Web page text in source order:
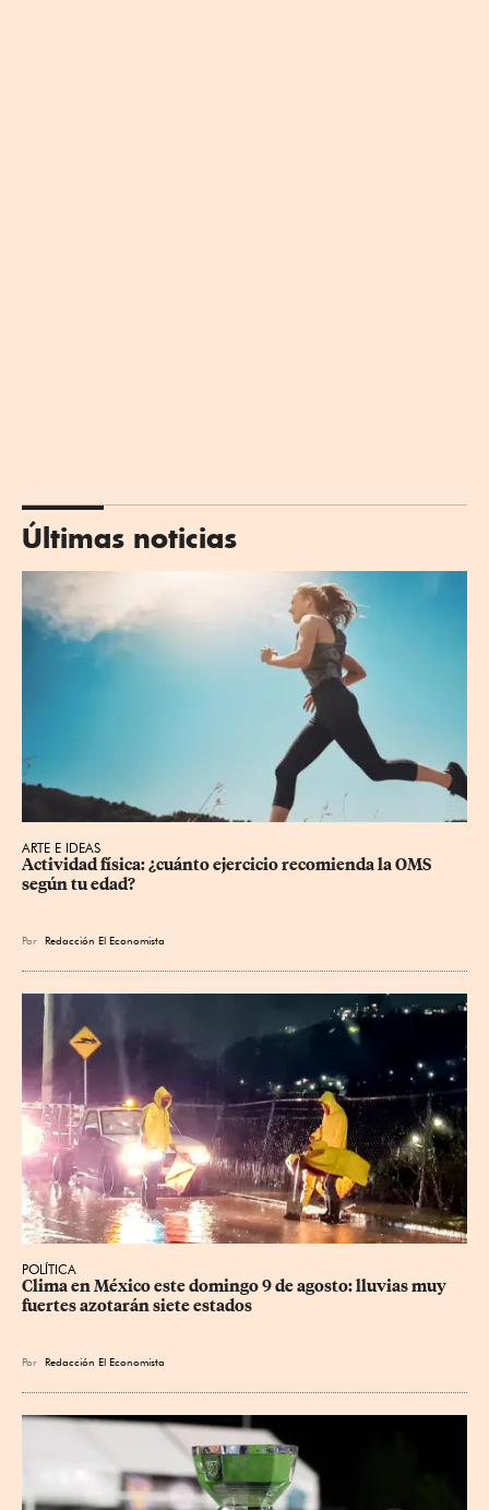
Últimas noticias
ARTE E IDEAS
Actividad física: ¿cuánto ejercicio recomienda la OMS
según tu edad?
Por Redacción El Economista
POLÍTICA
Clima en México este domingo 9 de agosto: lluvias muy
fuertes azotarán siete estados
Por Redacción El Economista